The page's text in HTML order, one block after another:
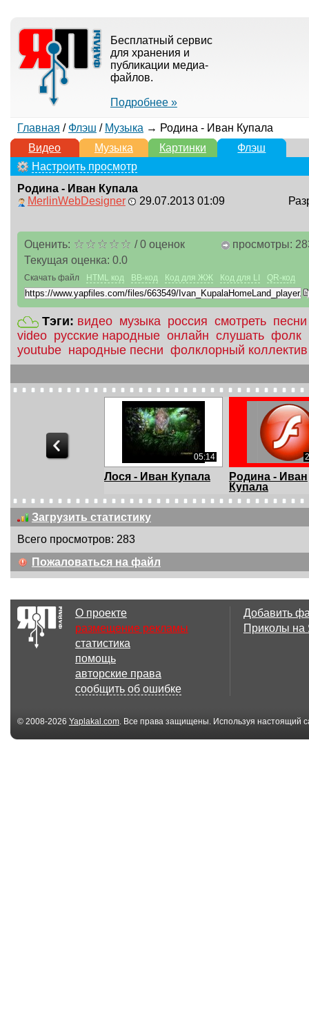
Бесплатный сервис
для хранения и
публикации медиа-
файлов.
Подробнее »
Главная / Флэш / Музыка → Родина - Иван Купала
Видео
Музыка Картинки
Флэш
Настроить просмотр
Родина - Иван Купала
MerlinWebDesigner
29.07.2013 01:09
Оценить: /0оценок
Текущая оценка: 0.0
просмотры:
Скачать файл HTML код BB-код Код для ЖЖ Код для LI QR-код
Тэги: видео музыка россия смотреть песни
video русские народные онлайн слушать фолк
youtube народные песни фолклорный коллектив
30.47 Мб 05:14
Лося - Иван Купала
Родина - Иван
Купала
Загрузить статистику
Всего просмотров: 283
Пожаловаться на файл
О проекте
размещение рекламы
статистика
помощь
авторские права
сообщить об ошибке
Добавить
Приколы
© 2008-2026 Yaplakal.com. Все права защищены. Используя настоящий